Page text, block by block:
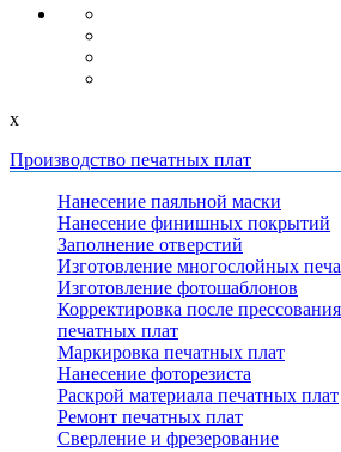
x
Производство печатных плат
Нанесение паяльной маски
Нанесение финишных покрытий
Заполнение отверстий
Изготовление многослойных
Изготовление фотошаблонов
Корректировка после
печатных плат
Маркировка печатных плат
Нанесение фоторезиста
Раскрой материала печатных плат
Ремонт печатных плат
Сверление и фрезерование